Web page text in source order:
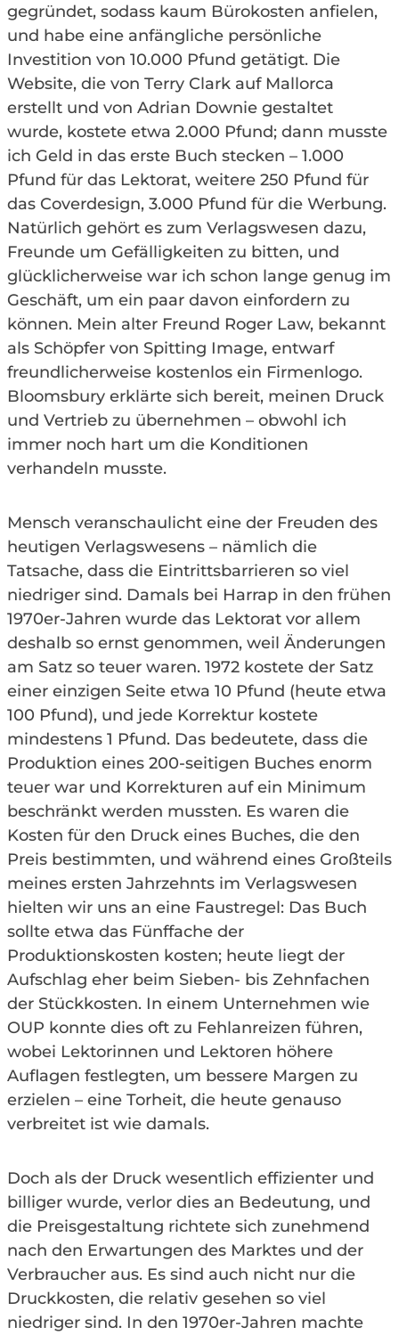
gegründet, sodass kaum Bürokosten anfielen,
und habe eine anfängliche persönliche
Investition von 10.000 Pfund getätigt. Die
Website, die von Terry Clark auf Mallorca
erstellt und von Adrian Downie gestaltet
wurde, kostete etwa 2.000 Pfund; dann musste
ich Geld in das erste Buch stecken – 1.000
Pfund für das Lektorat, weitere 250 Pfund für
das Coverdesign, 3.000 Pfund für die Werbung.
Natürlich gehört es zum Verlagswesen dazu,
Freunde um Gefälligkeiten zu bitten, und
glücklicherweise war ich schon lange genug im
Geschäft, um ein paar davon einfordern zu
können. Mein alter Freund Roger Law, bekannt
als Schöpfer von Spitting Image, entwarf
freundlicherweise kostenlos ein Firmenlogo.
Bloomsbury erklärte sich bereit, meinen Druck
und Vertrieb zu übernehmen – obwohl ich
immer noch hart um die Konditionen
verhandeln musste.
Mensch veranschaulicht eine der Freuden des
heutigen Verlagswesens – nämlich die
Tatsache, dass die Eintrittsbarrieren so viel
niedriger sind. Damals bei Harrap in den frühen
1970er-Jahren wurde das Lektorat vor allem
deshalb so ernst genommen, weil Änderungen
am Satz so teuer waren. 1972 kostete der Satz
einer einzigen Seite etwa 10 Pfund (heute etwa
100 Pfund), und jede Korrektur kostete
mindestens 1 Pfund. Das bedeutete, dass die
Produktion eines 200-seitigen Buches enorm
teuer war und Korrekturen auf ein Minimum
beschränkt werden mussten. Es waren die
Kosten für den Druck eines Buches, die den
Preis bestimmten, und während eines Großteils
meines ersten Jahrzehnts im Verlagswesen
hielten wir uns an eine Faustregel: Das Buch
sollte etwa das Fünffache der
Produktionskosten kosten; heute liegt der
Aufschlag eher beim Sieben- bis Zehnfachen
der Stückkosten. In einem Unternehmen wie
OUP konnte dies oft zu Fehlanreizen führen,
wobei Lektorinnen und Lektoren höhere
Auflagen festlegten, um bessere Margen zu
erzielen – eine Torheit, die heute genauso
verbreitet ist wie damals.
Doch als der Druck wesentlich effizienter und
billiger wurde, verlor dies an Bedeutung, und
die Preisgestaltung richtete sich zunehmend
nach den Erwartungen des Marktes und der
Verbraucher aus. Es sind auch nicht nur die
Druckkosten, die relativ gesehen so viel
niedriger sind. In den 1970er-Jahren machte